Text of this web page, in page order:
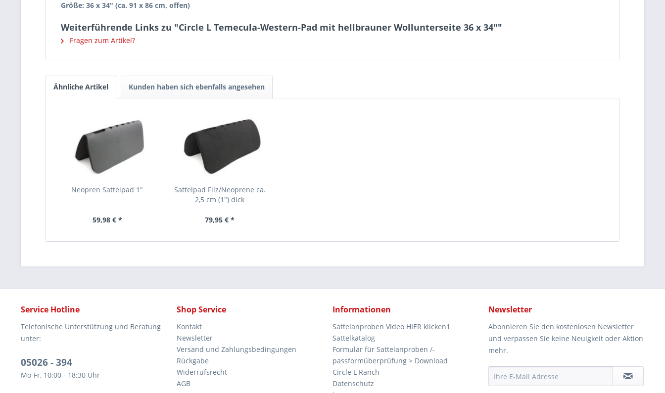
Größe: 36 x 34" (ca. 91 x 86 cm, offen)
Weiterführende Links zu "Circle L Temecula-Western-Pad mit hellbrauner Wollunterseite 36 x 34""
Fragen zum Artikel?
Ähnliche Artikel Kunden haben sich ebenfalls angesehen
Neopren Sattelpad 1"
59,98 € *
Sattelpad Filz/Neoprene ca.
2,5 cm (1") dick
79,95 € *
Service Hotline
Telefonische Unterstützung und Beratung
unter:
05026 - 394
Mo-Fr, 10:00 - 18:30 Uhr
Shop Service
Kontakt
Newsletter
Versand und Zahlungsbedingungen
Rückgabe
Widerrufsrecht
AGB
Informationen
Sattelanproben Video HIER klicken1
Sattelkatalog
Formular für Sattelanproben /-
passformüberprüfung > Download
Circle L Ranch
Datenschutz
Newsletter
Abonnieren Sie den kostenlosen Newsletter
und verpassen Sie keine Neuigkeit oder Aktion
mehr.